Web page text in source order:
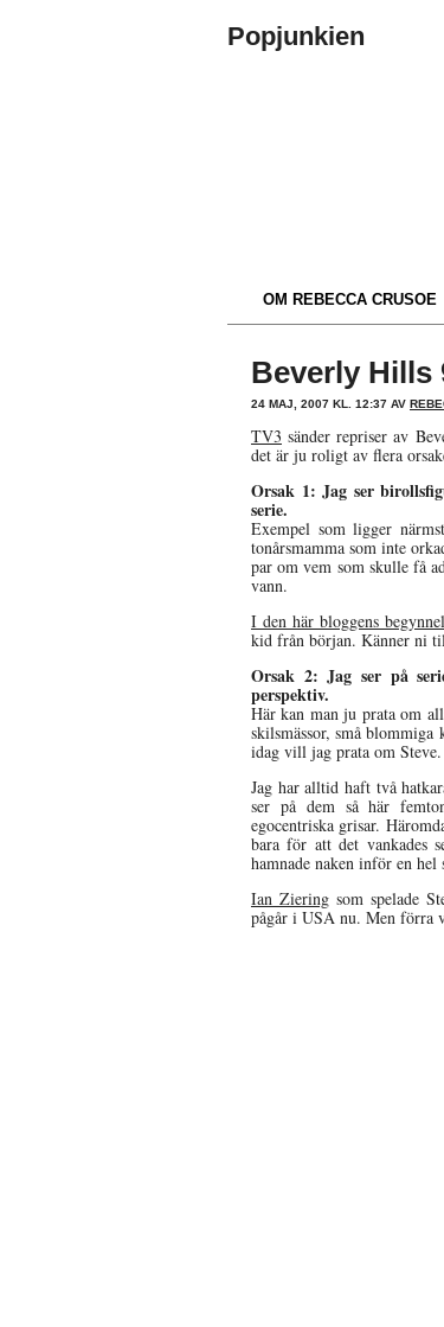
Popjunkien
OM REBECCA CRUSOE
Beverly Hills
24 MAJ, 2007 KL. 12:37 AV
TV3 sänder repriser av
det är ju roligt av flera
Orsak 1: Jag ser
serie.
Exempel som ligger
tonårsmamma som inte
par om vem som skulle få
vann.
I den här bloggens
kid från början. Känner ni
Orsak 2: Jag ser på
perspektiv.
Här kan man ju prata om
skilsmässor, små
idag vill jag prata om Steve.
Jag har alltid haft två
ser på dem så här
egocentriska grisar.
bara för att det vankades
hamnade naken inför en
Ian Ziering som spelade
pågår i USA nu. Men förra